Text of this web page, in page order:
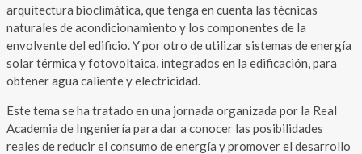
arquitectura bioclimática, que tenga en cuenta las técnicas
naturales de acondicionamiento y los componentes de la
envolvente del edificio. Y por otro de utilizar sistemas de energía
solar térmica y fotovoltaica, integrados en la edificación, para
obtener agua caliente y electricidad.
Este tema se ha tratado en una jornada organizada por la Real
Academia de Ingeniería para dar a conocer las posibilidades
reales de reducir el consumo de energía y promover el desarrollo